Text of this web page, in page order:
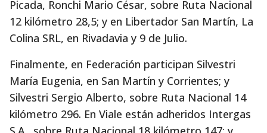
Picada, Ronchi Mario César, sobre Ruta Nacional
12 kilómetro 28,5; y en Libertador San Martín, La
Colina SRL, en Rivadavia y 9 de Julio.
Finalmente, en Federación participan Silvestri
María Eugenia, en San Martín y Corrientes; y
Silvestri Sergio Alberto, sobre Ruta Nacional 14
kilómetro 296. En Viale están adheridos Intergas